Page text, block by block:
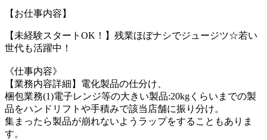
【お仕事内容】
【未経験スタートOK！】残業ほぼナシでジュージツ☆若い
世代も活躍中！
《仕事内容》
【業務内容詳細】電化製品の仕分け、
梱包業務(1)電子レンジ等の大きい製品:20kgくらいまでの製
品をハンドリフトや手積みで該当店舗に振り分け。
集まったら製品が崩れないようラップをすることもありま
す。